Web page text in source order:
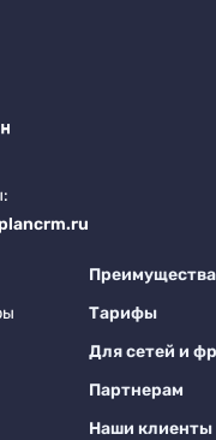
Преимущества
Тарифы
Для сетей и
Партнерам
Наши клиенты